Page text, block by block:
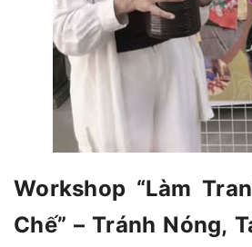
Workshop “Làm
Chế” – Tránh Nóng,